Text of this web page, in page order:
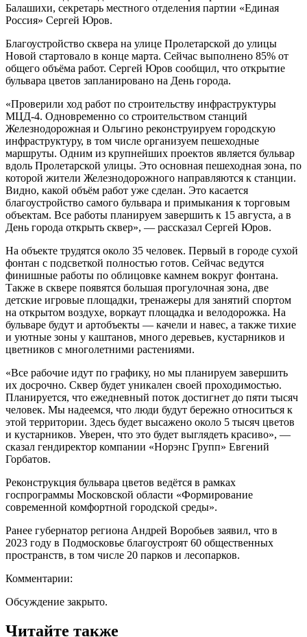
Балашихи, секретарь местного отделения партии «Единая
Россия» Сергей Юров.
Благоустройство сквера на улице Пролетарской до улицы
Новой стартовало в конце марта. Сейчас выполнено 85% от
общего объёма работ. Сергей Юров сообщил, что открытие
бульвара цветов запланировано на День города.
«Проверили ход работ по строительству инфраструктуры
МЦД-4. Одновременно со строительством станций
Железнодорожная и Ольгино реконструируем городскую
инфраструктуру, в том числе организуем пешеходные
маршруты. Одним из крупнейших проектов является бульвар
вдоль Пролетарской улицы. Это основная пешеходная зона, по
которой жители Железнодорожного направляются к станции.
Видно, какой объём работ уже сделан. Это касается
благоустройство самого бульвара и примыкания к торговым
объектам. Все работы планируем завершить к 15 августа, а в
День города открыть сквер», — рассказал Сергей Юров.
На объекте трудятся около 35 человек. Первый в городе сухой
фонтан с подсветкой полностью готов. Сейчас ведутся
финишные работы по облицовке камнем вокруг фонтана.
Также в сквере появятся большая прогулочная зона, две
детские игровые площадки, тренажеры для занятий спортом
на открытом воздухе, воркаут площадка и велодорожка. На
бульваре будут и артобъекты — качели и навес, а также тихие
и уютные зоны у каштанов, много деревьев, кустарников и
цветников с многолетними растениями.
«Все рабочие идут по графику, но мы планируем завершить
их досрочно. Сквер будет уникален своей проходимостью.
Планируется, что ежедневный поток достигнет до пяти тысяч
человек. Мы надеемся, что люди будут бережно относиться к
этой территории. Здесь будет высажено около 5 тысяч цветов
и кустарников. Уверен, что это будет выглядеть красиво», —
сказал гендиректор компании «Норэнс Групп» Евгений
Горбатов.
Реконструкция бульвара цветов ведётся в рамках
госпрограммы Московской области «Формирование
современной комфортной городской среды».
Ранее губернатор региона Андрей Воробьев заявил, что в
2023 году в Подмосковье благоустроят 60 общественных
пространств, в том числе 20 парков и лесопарков.
Комментарии:
Обсуждение закрыто.
Читайте также